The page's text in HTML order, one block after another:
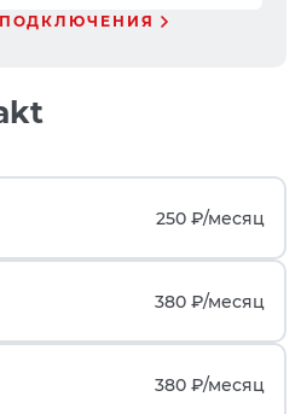
250 ₽/месяц
380 ₽/месяц
380 ₽/месяц